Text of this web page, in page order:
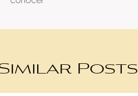
Posts